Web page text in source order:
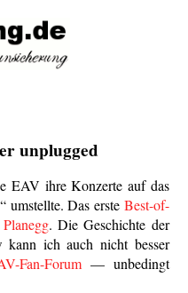
unplugged
EAV ihre Konzerte auf das
umstellte. Das erste Best-of-
. Die Geschichte der
kann ich auch nicht besser
Fan-Forum — unbedingt